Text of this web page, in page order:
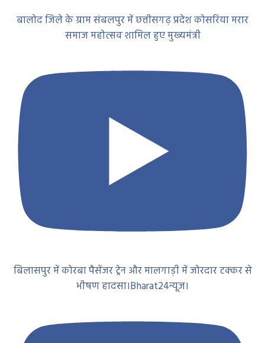
बालोद जिले के ग्राम संबलपुर में छत्तीसगढ़ प्रदेश कोसरिया मरार
समाज महोत्सव शामिल हुए मुख्यमंत्री
बिलासपुर में कोरबा पैसेंजर ट्रेन और मालगाड़ी में जोरदार टक्कर से
भीषण हादसा।Bharat24न्यूज।